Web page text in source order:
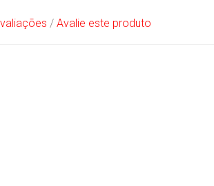
/ Avalie este produto